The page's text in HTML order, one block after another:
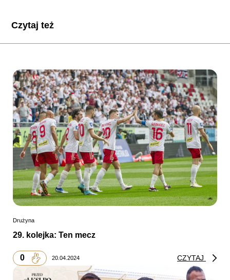
Czytaj też
Drużyna
29. kolejka: Ten mecz
0 20.04.2024 CZYTAJ